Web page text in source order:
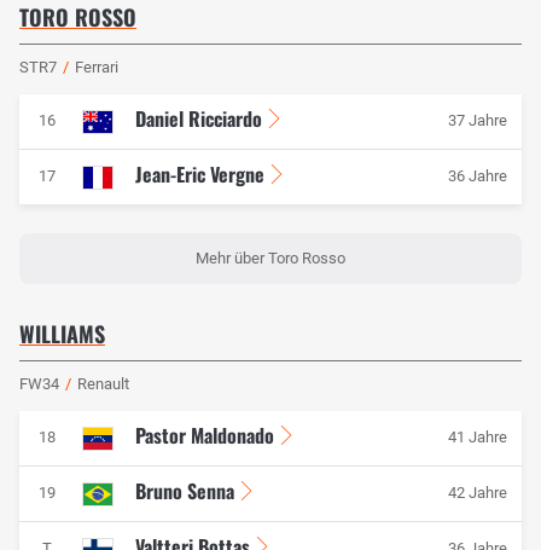
TORO ROSSO
STR7 / Ferrari
16 Daniel Ricciardo 37 Jahre
17 Jean-Eric Vergne 36 Jahre
Mehr über Toro Rosso
WILLIAMS
FW34 / Renault
18 Pastor Maldonado 41 Jahre
19 Bruno Senna 42 Jahre